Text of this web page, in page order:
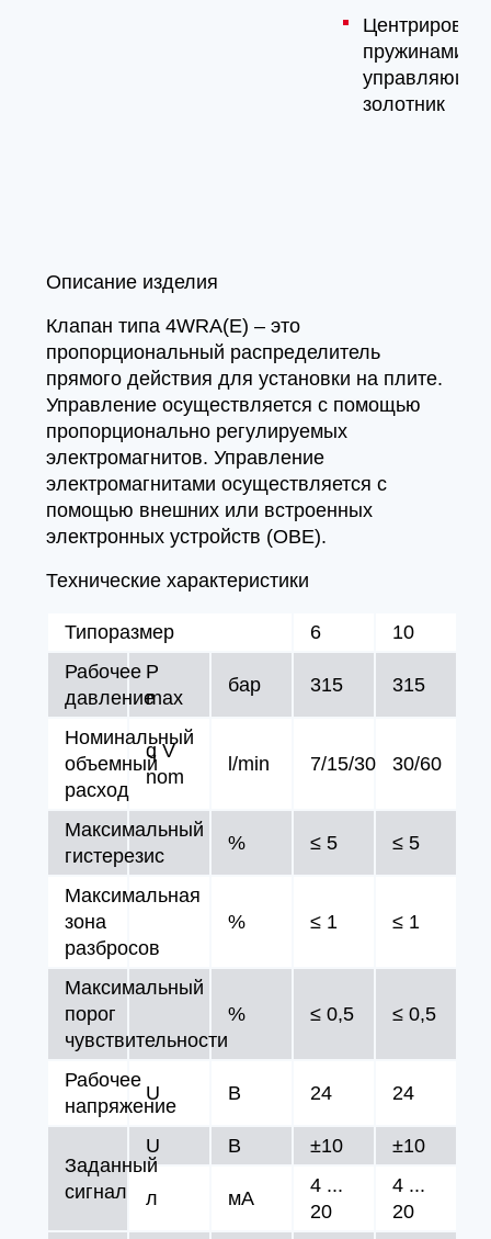
пружинами
золотник
Описание изделия
Клапан типа 4WRA(E) – это
пропорциональный распределитель
прямого действия для установки на плите.
Управление осуществляется с помощью
пропорционально регулируемых
электромагнитов. Управление
электромагнитами осуществляется с
помощью внешних или встроенных
электронных устройств (OBE).
Технические характеристики
Типоразмер 6
10
Рабочее
давление
P
max
бар 315 315
Номинальный
объемный
расход
q V
nom
l/min 7/15/30 30/60
Максимальный
гистерезис
% ≤ 5 ≤ 5
Максимальная
зона
разбросов
% ≤ 1 ≤ 1
Максимальный
порог
чувствительности
% ≤ 0,5 ≤ 0,5
Рабочее
напряжение
U В 24 24
Заданный
сигнал
U В ±10 ±10
л мA
4 ...
20
4 ...
20